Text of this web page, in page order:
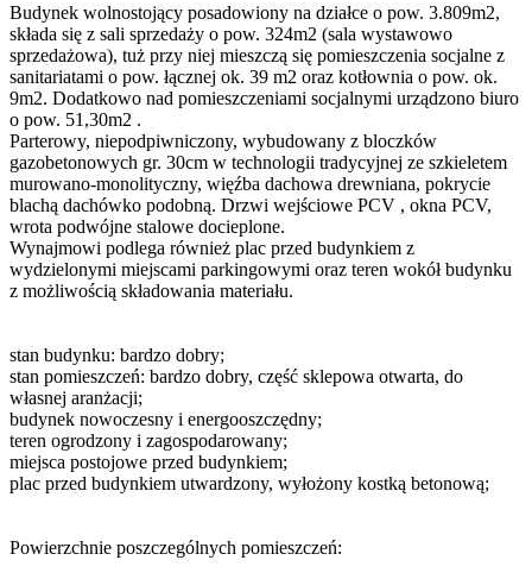
Budynek wolnostojący posadowiony na działce o pow. 3.809m2,
składa się z sali sprzedaży o pow. 324m2 (sala wystawowo
sprzedażowa), tuż przy niej mieszczą się pomieszczenia socjalne z
sanitariatami o pow. łącznej ok. 39 m2 oraz kotłownia o pow. ok.
9m2. Dodatkowo nad pomieszczeniami socjalnymi urządzono biuro
o pow. 51,30m2 .
Parterowy, niepodpiwniczony, wybudowany z bloczków
gazobetonowych gr. 30cm w technologii tradycyjnej ze szkieletem
murowano-monolityczny, więźba dachowa drewniana, pokrycie
blachą dachówko podobną. Drzwi wejściowe PCV , okna PCV,
wrota podwójne stalowe docieplone.
Wynajmowi podlega również plac przed budynkiem z
wydzielonymi miejscami parkingowymi oraz teren wokół budynku
z możliwością składowania materiału.
stan budynku: bardzo dobry;
stan pomieszczeń: bardzo dobry, część sklepowa otwarta, do
własnej aranżacji;
budynek nowoczesny i energooszczędny;
teren ogrodzony i zagospodarowany;
miejsca postojowe przed budynkiem;
plac przed budynkiem utwardzony, wyłożony kostką betonową;
Powierzchnie poszczególnych pomieszczeń: